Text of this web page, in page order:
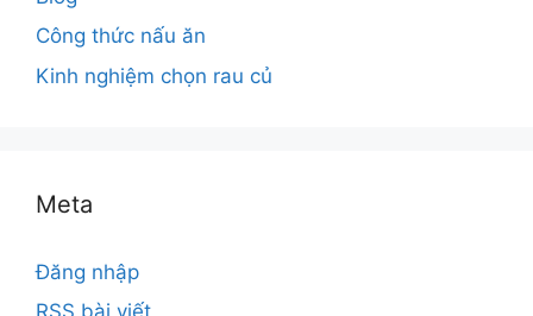
Công thức nấu ăn
Kinh nghiệm chọn rau củ
Meta
Đăng nhập